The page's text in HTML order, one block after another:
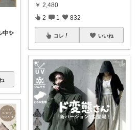
✨
￥ 2,480
2 1 832
コレ いいね